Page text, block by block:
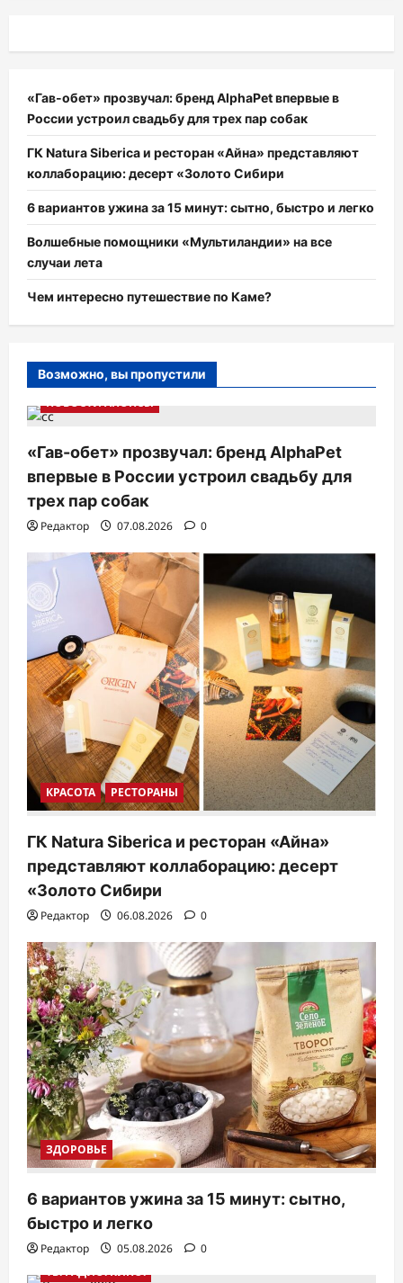
«Гав-обет» прозвучал: бренд AlphaPet впервые в
России устроил свадьбу для трех пар собак
ГК Natura Siberica и ресторан «Айна» представляют
коллаборацию: десерт «Золото Сибири
6 вариантов ужина за 15 минут: сытно, быстро и легко
Волшебные помощники «Мультиландии» на все
случаи лета
Чем интересно путешествие по Каме?
Возможно, вы пропустили
НОВОСТИ АНОНСЫ
«Гав-обет» прозвучал: бренд AlphaPet
впервые в России устроил свадьбу для
трех пар собак
Редактор 07.08.2026 0
КРАСОТА РЕСТОРАНЫ
ГК Natura Siberica и ресторан «Айна»
представляют коллаборацию: десерт
«Золото Сибири
Редактор 06.08.2026 0
ЗДОРОВЬЕ
6 вариантов ужина за 15 минут: сытно,
быстро и легко
Редактор 05.08.2026
0
ТВ. РАДИО. КИНО.